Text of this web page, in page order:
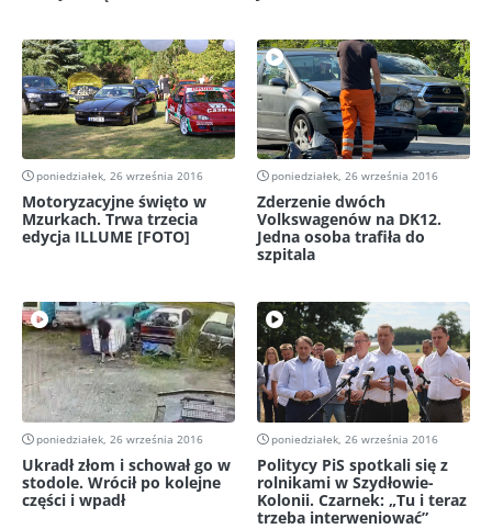
poniedziałek, 26 września 2016
Motoryzacyjne święto w
Mzurkach. Trwa trzecia
edycja ILLUME [FOTO]
poniedziałek, 26 września 2016
Zderzenie dwóch
Volkswagenów na DK12.
Jedna osoba trafiła do
szpitala
poniedziałek, 26 września 2016
Ukradł złom i schował go w
stodole. Wrócił po kolejne
części i wpadł
poniedziałek, 26 września 2016
Politycy PiS spotkali się z
rolnikami w Szydłowie-
Kolonii. Czarnek: „Tu i teraz
trzeba interweniować”